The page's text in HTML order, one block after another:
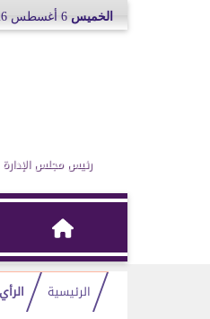
الخميس
رئيس مجلس الإدارة
الرئيسية